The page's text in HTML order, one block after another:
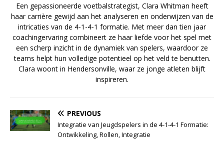
Een gepassioneerde voetbalstrategist, Clara Whitman heeft
haar carrière gewijd aan het analyseren en onderwijzen van de
intricaties van de 4-1-4-1 formatie. Met meer dan tien jaar
coachingervaring combineert ze haar liefde voor het spel met
een scherp inzicht in de dynamiek van spelers, waardoor ze
teams helpt hun volledige potentieel op het veld te benutten.
Clara woont in Hendersonville, waar ze jonge atleten blijft
inspireren.
PREVIOUS
Integratie van Jeugdspelers in de 4-1-4-1 Formatie:
Ontwikkeling, Rollen, Integratie